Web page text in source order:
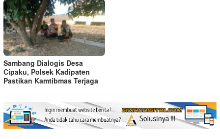
Sambang Dialogis Desa
Cipaku, Polsek Kadipaten
Pastikan Kamtibmas Terjaga